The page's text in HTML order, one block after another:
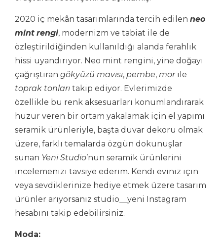
2020 iç mekân tasarımlarında tercih edilen neo
mint rengi, modernizm ve tabiat ile de
özleştirildiğinden kullanıldığı alanda ferahlık
hissi uyandırıyor. Neo mint rengini, yine doğayı
çağrıştıran gökyüzü mavisi, pembe, morile
toprak tonları takip ediyor. Evlerimizde
özellikle bu renk aksesuarları konumlandırarak
huzur veren bir ortam yakalamak için el yapımı
seramik ürünleriyle, başta duvar dekoru olmak
üzere, farklı temalarda özgün dokunuşlar
sunan Yeni Studio’nun seramik ürünlerini
incelemenizi tavsiye ederim. Kendi eviniz için
veya sevdiklerinize hediye etmek üzere tasarım
ürünler arıyorsanız studio__yeni Instagram
hesabını takip edebilirsiniz.
Moda: